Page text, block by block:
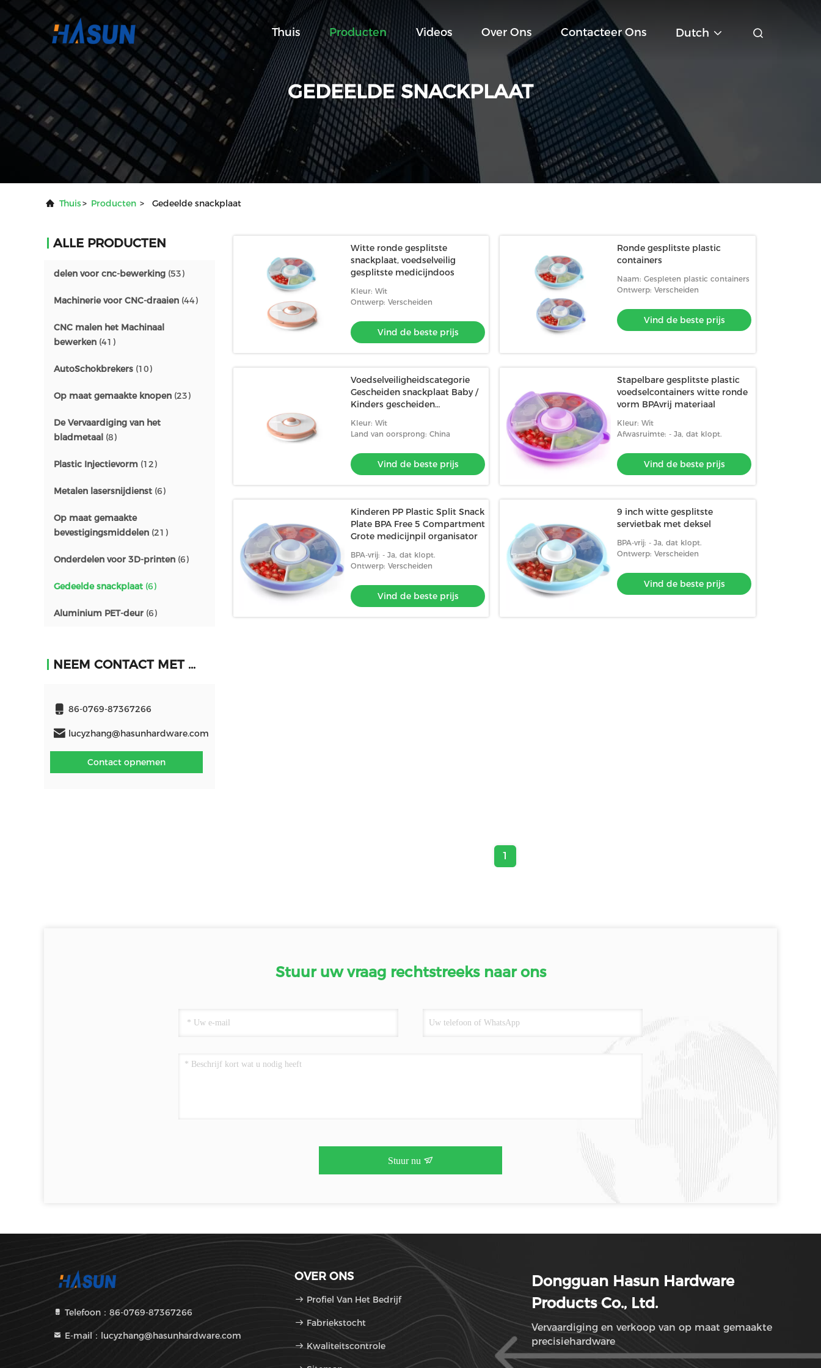
Thuis Producten Videos Over Ons Contacteer Ons Dutch
GEDEELDE SNACKPLAAT
Thuis> Producten > Gedeelde snackplaat
ALLE PRODUCTEN
delen voor cnc-bewerking (53)
Machinerie voor CNC-draaien (44)
CNC malen het Machinaal
bewerken (41)
AutoSchokbrekers (10)
Op maat gemaakte knopen (23)
De Vervaardiging van het
bladmetaal (8)
Plastic Injectievorm (12)
Metalen lasersnijdienst (6)
Op maat gemaakte
bevestigingsmiddelen (21)
Onderdelen voor 3D-printen (6)
Gedeelde snackplaat (6)
Aluminium PET-deur (6)
NEEM CONTACT MET ONS OP
86-0769-87367266
lucyzhang@hasunhardware.com
Contact opnemen
Witte ronde gesplitste
snackplaat, voedselveilig
gesplitste medicijndoos
Kleur: Wit
Ontwerp: Verscheiden
Vind de beste prijs
Ronde gesplitste plastic
containers
Naam: Gespleten plastic containers
Ontwerp: Verscheiden
Vind de beste prijs
Voedselveiligheidscategorie
Gescheiden snackplaat Baby /
Kinders gescheiden
Kleur: Wit
Land van oorsprong: China
Vind de beste prijs
Stapelbare gesplitste plastic
voedselcontainers witte ronde
vorm BPAvrij materiaal
Kleur: Wit
Afwasruimte: - Ja, dat klopt.
Vind de beste prijs
Kinderen PP Plastic Split Snack
Plate BPA Free 5 Compartment
Grote medicijnpil organisator
BPA-vrij: - Ja, dat klopt.
Ontwerp: Verscheiden
Vind de beste prijs
9 inch witte gesplitste
servietbak met deksel
BPA-vrij: - Ja, dat klopt.
Ontwerp: Verscheiden
Vind de beste prijs
1
Stuur uw vraag rechtstreeks naar ons
Stuur nu
Telefoon：86-0769-87367266
E-mail：lucyzhang@hasunhardware.com
OVER ONS
Profiel Van Het Bedrijf
Fabriekstocht
Kwaliteitscontrole
Dongguan Hasun Hardware
Products Co., Ltd.
Vervaardiging en verkoop van op maat gemaakte
precisiehardware